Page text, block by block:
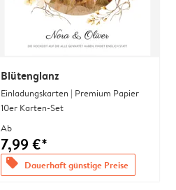
Blütenglanz
Einladungskarten | Premium Papier
10er Karten-Set
Ab
7,99 €*
offers Dauerhaft günstige Preise